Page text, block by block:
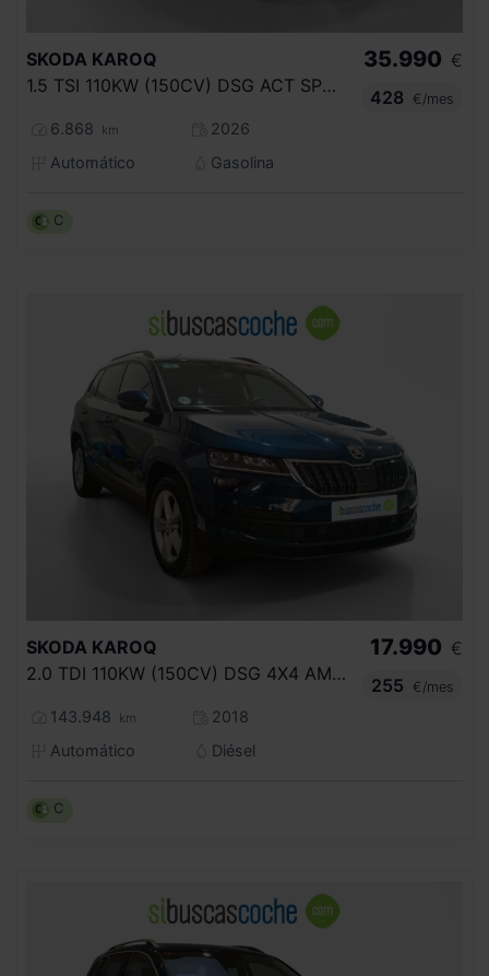
SKODA KAROQ
1.5 TSI 110KW (150CV) DSG ACT SPORTLINE
6.868 km
2026
Automático
Gasolina
35.990 €
428
€/mes
C
SKODA KAROQ
2.0 TDI 110KW (150CV) DSG 4X4 AMBITION
143.948 km
2018
Automático
Diésel
17.990 €
255
€/mes
C